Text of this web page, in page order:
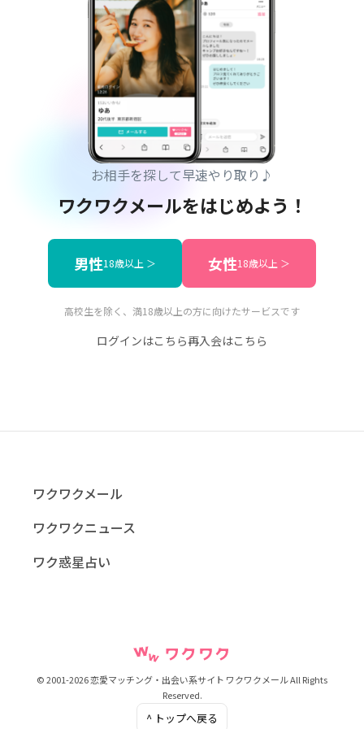
お相手を探して早速やり取り♪
ワクワクメールをはじめよう！
男性18歳以上 ＞ 女性18歳以上 ＞
高校生を除く、満18歳以上の方に向けたサービスです
ログインはこちら再入会はこちら
ワクワクメール
ワクワクニュース
ワク惑星占い
© 2001-2026 恋愛マッチング・出会い系サイト ワクワクメール All Rights
Reserved.
^ トップへ戻る